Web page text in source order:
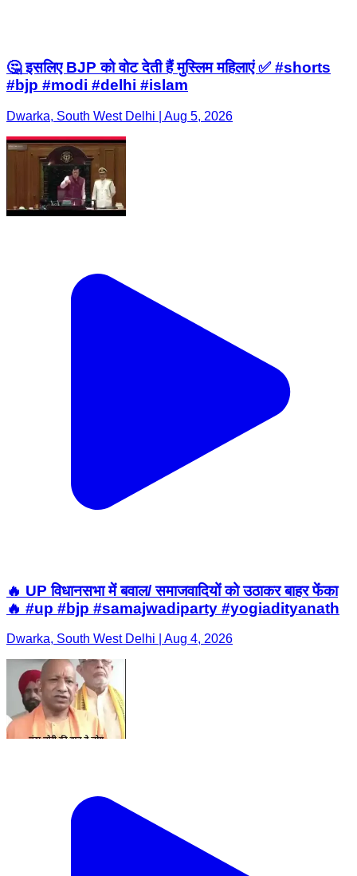
🤔 इसलिए BJP को वोट देती हैं मुस्लिम महिलाएं ✅ #shorts
#bjp #modi #delhi #islam
Dwarka, South West Delhi | Aug 5, 2026
🔥 UP विधानसभा में बवाल/ समाजवादियों को उठाकर बाहर फेंका
🔥 #up #bjp #samajwadiparty #yogiadityanath
Dwarka, South West Delhi | Aug 4, 2026